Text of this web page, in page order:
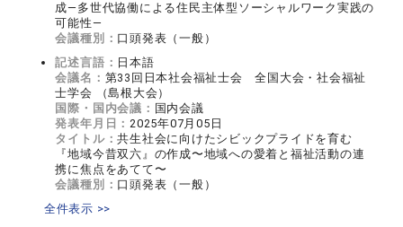
成―多世代協働による住民主体型ソーシャルワーク実践の
可能性―
会議種別： 口頭発表（一般）
記述言語： 日本語
会議名： 第33回日本社会福祉士会 全国大会・社会福祉
士学会 （島根大会）
国際・国内会議： 国内会議
発表年月日：2025年07月05日
タイトル：共生社会に向けたシビックプライドを育む
『地域今昔双六』の作成〜地域への愛着と福祉活動の連
携に焦点をあてて〜
会議種別： 口頭発表（一般）
全件表示 >>